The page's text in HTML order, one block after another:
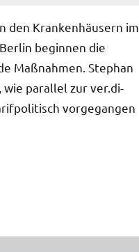
den Krankenhäusern im
beginnen die
Maßnahmen. Stephan
parallel zur ver.di-
vorgegangen